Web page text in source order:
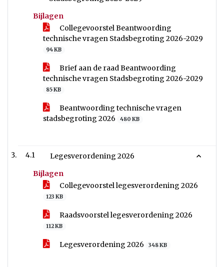
Bijlagen
Collegevoorstel Beantwoording
technische vragen Stadsbegroting 2026-2029
94 KB
Brief aan de raad Beantwoording
technische vragen Stadsbegroting 2026-2029
85 KB
Beantwoording technische vragen
stadsbegroting 2026
480 KB
4.1
Legesverordening 2026
Bijlagen
Collegevoorstel legesverordening 2026
123 KB
Raadsvoorstel legesverordening 2026
112 KB
Legesverordening 2026 348 KB